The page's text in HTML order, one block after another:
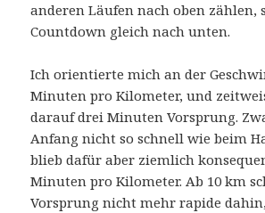
anderen Läufen nach oben zählen,
Countdown gleich nach unten.
Ich orientierte mich an der
Minuten pro Kilometer, und
darauf drei Minuten Vorsprung.
Anfang nicht so schnell wie beim
blieb dafür aber ziemlich
Minuten pro Kilometer. Ab 10 km
Vorsprung nicht mehr rapide